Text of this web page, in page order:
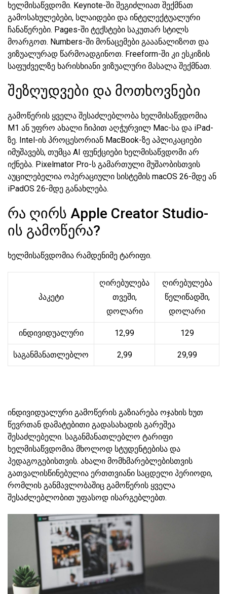
ხელმისაწვდომი. Keynote-ში შეგიძლიათ შექმნათ
გამოსახულებები, სლაიდები და ინტელექტუალური
ჩანაწერები. Pages-ში ტექსტები საკუთარ სტილს
მოარგოთ. Numbers-ში მონაცემები გააანალიზოთ და
ვიზუალურად წარმოადგინოთ. Freeform-ში კი ესკიზის
საფუძველზე ხარისხიანი ვიზუალური მასალა შექმნათ.
შეზღუდვები და მოთხოვნები
გამოწერის ყველა შესაძლებლობა ხელმისაწვდომია
M1 ან უფრო ახალი ჩიპით აღჭურვილ Mac-სა და iPad-
ზე. Intel-ის პროცესორიან MacBook-ზე აპლიკაციები
იმუშავებს, თუმცა AI ფუნქციები ხელმისაწვდომი არ
იქნება. Pixelmator Pro-ს გამართული მუშაობისთვის
აუცილებელია ოპერაციული სისტემის macOS 26-მდე ან
iPadOS 26-მდე განახლება.
რა ღირს Apple Creator Studio-
ის გამოწერა?
ხელმისაწვდომია რამდენიმე ტარიფი.
პაკეტი
ღირებულება
თვეში,
დოლარი
ღირებულება
წელიწადში,
დოლარი
ინდივიდუალური 12,99 129
საგანმანათლებლო 2,99 29,99
ინდივიდუალური გამოწერის გაზიარება ოჯახის ხუთ
წევრთან დამატებითი გადასახადის გარეშეა
შესაძლებელი. საგანმანათლებლო ტარიფი
ხელმისაწვდომია მხოლოდ სტუდენტებისა და
პედაგოგებისთვის. ახალი მომხმარებლებისთვის
გათვალისწინებულია ერთთვიანი საცდელი პერიოდი,
რომლის განმავლობაშიც გამოწერის ყველა
შესაძლებლობით უფასოდ ისარგებლებთ.